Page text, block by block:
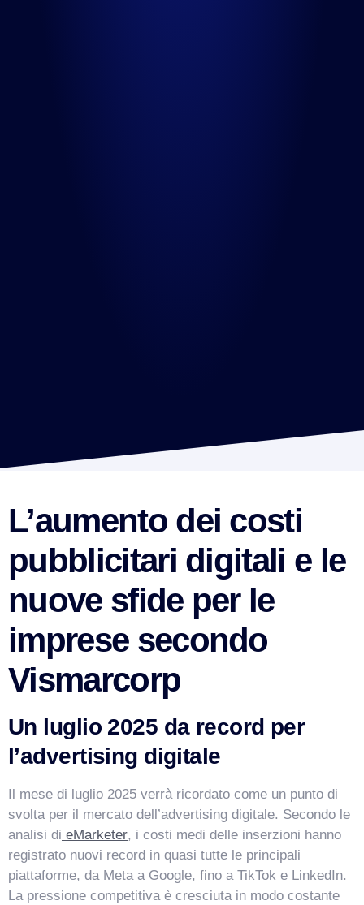
L’aumento dei costi
pubblicitari digitali e le
nuove sfide per le
imprese secondo
Vismarcorp
Un luglio 2025 da record per
l’advertising digitale
Il mese di luglio 2025 verrà ricordato come un punto di
svolta per il mercato dell’advertising digitale. Secondo le
analisi di eMarketer, i costi medi delle inserzioni hanno
registrato nuovi record in quasi tutte le principali
piattaforme, da Meta a Google, fino a TikTok e LinkedIn.
La pressione competitiva è cresciuta in modo costante
VismarChat AI Agent
Salve! Sono VismarChat, l'agente AI di Vismarcorp. In